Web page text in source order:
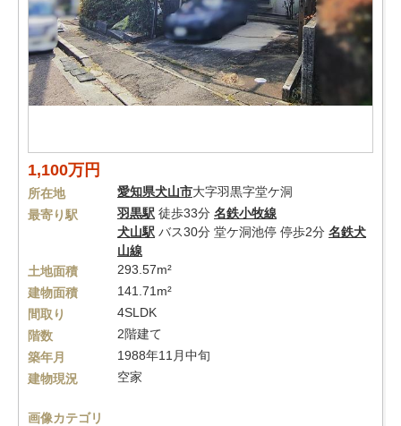
1,100万円
所在地 愛知県犬山市大字羽黒字堂ケ洞
最寄り駅
羽黒駅 徒歩33分 名鉄小牧線
犬山駅 バス30分 堂ケ洞池停 停歩2分 名鉄犬
山線
土地面積
293.57m²
建物面積
141.71m²
間取り
4SLDK
階数
2階建て
築年月
1988年11月中旬
建物現況
空家
画像カテゴリ